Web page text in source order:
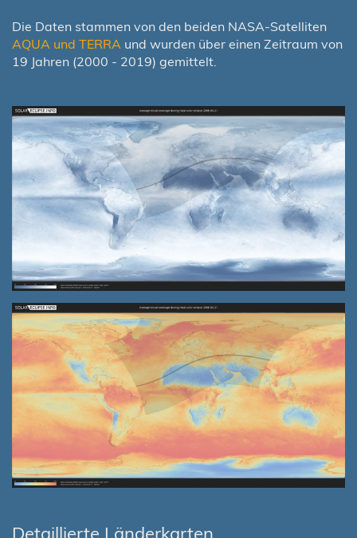
Die Daten stammen von den beiden NASA-Satelliten
AQUA und TERRA und wurden über einen Zeitraum von
19 Jahren (2000 - 2019) gemittelt.
Detaillierte Länderkarten